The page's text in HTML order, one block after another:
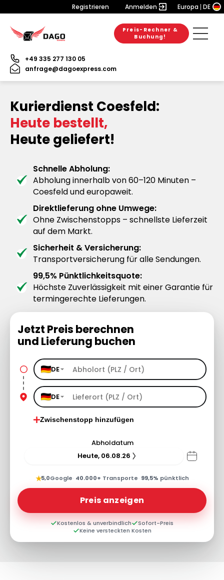
Registrieren Anmelden Europa DE
Preis-Rechner &
Buchung!
+49 335 277 130 05
anfrage@dagoexpress.com
Kurierdienst Coesfeld:
Heute bestellt,
Heute geliefert!
Schnelle Abholung:
Abholung innerhalb von 60–120 Minuten –
Coesfeld und europaweit.
Direktlieferung ohne Umwege:
Ohne Zwischenstopps – schnellste Lieferzeit
auf dem Markt.
Sicherheit & Versicherung:
Transportversicherung für alle Sendungen.
99,5% Pünktlichkeitsquote:
Höchste Zuverlässigkeit mit einer Garantie für
termingerechte Lieferungen.
Jetzt Preis berechnen
und Lieferung buchen
DE
DE
Zwischenstopp hinzufügen
Abholdatum
Heute, 06.08.26
★5,0Google· 40.000+ Transporte· 99,5% pünktlich
Preis anzeigen
Kostenlos & unverbindlich
Sofort-Preis
Keine versteckten Kosten